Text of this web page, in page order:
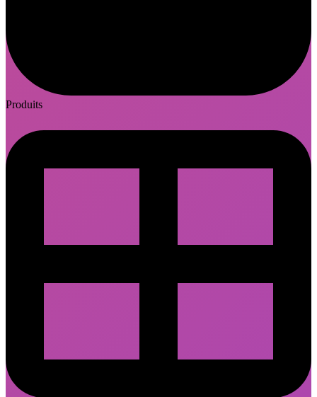
Produits